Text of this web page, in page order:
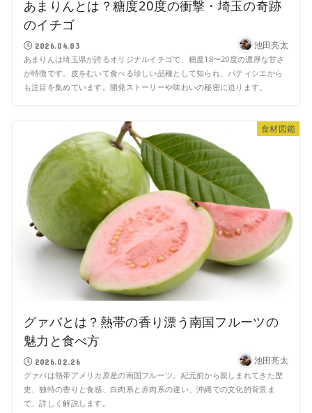
あまりんとは？糖度20度の衝撃・埼玉の奇跡
のイチゴ
2026.04.03 池田亮太
あまりんは埼玉県が誇るオリジナルイチゴで、糖度18〜20度の濃厚な甘さ
が特徴です。皮をむいて食べる珍しい品種として知られ、パティシエから
も注目を集めています。開発ストーリーや味わいの秘密に迫ります。
食材図鑑
グァバとは？熱帯の香り漂う南国フルーツの
魅力と食べ方
2026.02.26 池田亮太
グァバは熱帯アメリカ原産の南国フルーツ。紀元前から親しまれてきた歴
史、独特の香りと食感、白肉系と赤肉系の違い、沖縄での文化的背景ま
で、詳しく解説します。